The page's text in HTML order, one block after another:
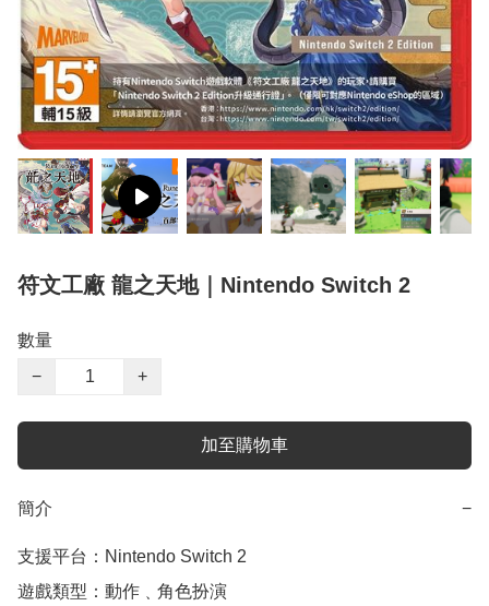
符文工廠 龍之天地｜Nintendo Switch 2
數量
−
+
加至購物車
簡介 −
支援平台：Nintendo Switch 2
遊戲類型：動作﹑角色扮演